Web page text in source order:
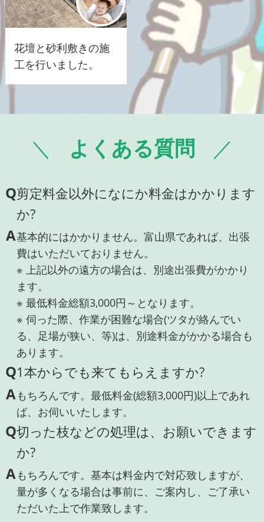
花壇と砂利敷きの施
工を行いました。
よくある質問
Q剪定料金以外になにか料金はかかります
か?
A基本的にはかかりません。富山県であれば、出張
費はいただいておりません。
※ 上記以外の遠方の場合は、別途出張費がかかり
ます。
※ 最低料金総額3,000円～となります。
※ 伺った際、作業が困難な場合(ツタが絡んでい
る、足場が狭い、等)は、別途料金がかかる場合も
あります。
Q1本からでも来てもらえますか?
Aもちろんです。最低料金(総額3,000円)以上であれ
ば、お伺いいたします。
Q切った枝などの処理は、お願いできます
か?
Aもちろんです。基本は料金内で対応致しますが、
量が多くなる場合は事前に、ご案内し、ご了承い
ただいた上で作業致します。